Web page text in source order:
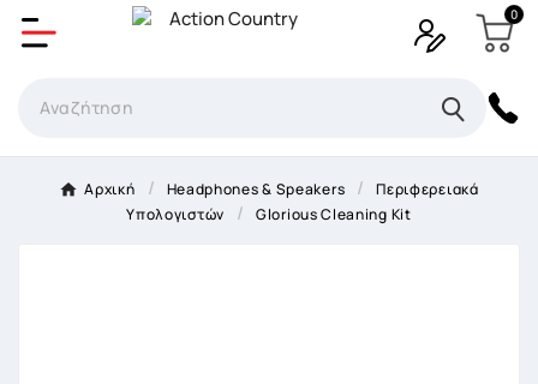
0
Αρχική Headphones & Speakers
Περιφερειακά
Υπολογιστών
Glorious Cleaning Kit
Δημιουργία λίστα επιθυμητών
×
Όνομα Λίστα επιθυμιτών
Ακύρωση Δημιουργία λίστα επιθυμητών